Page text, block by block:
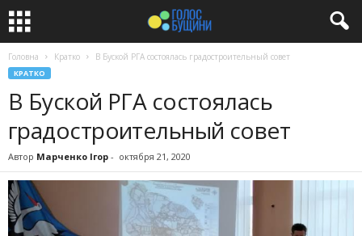
Головна Кратко В Буской РГА состоялась градостроительный совет
КРАТКО
В Буской РГА состоялась
градостроительный совет
Автор Марченко Ігор - октября 21, 2020